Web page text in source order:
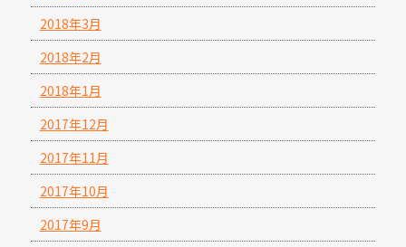
2018年3月
2018年2月
2018年1月
2017年12月
2017年11月
2017年10月
2017年9月